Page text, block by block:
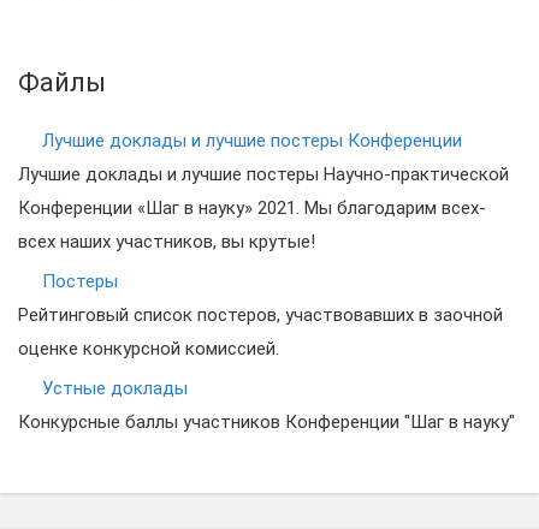
Файлы
Лучшие доклады и лучшие постеры Конференции
Лучшие доклады и лучшие постеры Научно-практической
Конференции «Шаг в науку» 2021. Мы благодарим всех-
всех наших участников, вы крутые!
Постеры
Рейтинговый список постеров, участвовавших в заочной
оценке конкурсной комиссией.
Устные доклады
Конкурсные баллы участников Конференции "Шаг в науку"